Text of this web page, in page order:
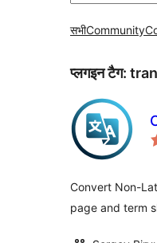
सभीCommunity
प्लगइन टैग:
Convert Non-
page and term